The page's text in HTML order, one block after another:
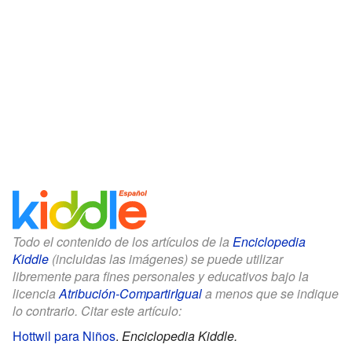
Todo el contenido de los artículos de la Enciclopedia
Kiddle (incluidas las imágenes) se puede utilizar
libremente para fines personales y educativos bajo la
licenciaAtribución-CompartirIguala menos que se indique
lo contrario. Citar este artículo:
Hottwil para Niños. Enciclopedia Kiddle.